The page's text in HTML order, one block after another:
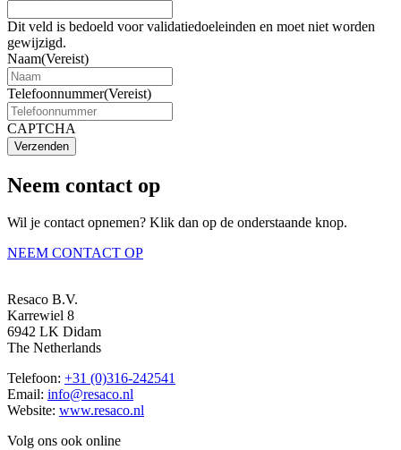
Dit veld is bedoeld voor validatiedoeleinden en moet niet worden
gewijzigd.
Naam(Vereist)
Telefoonnummer(Vereist)
CAPTCHA
Verzenden
Neem contact op
Wil je contact opnemen? Klik dan op de onderstaande knop.
NEEM CONTACT OP
Resaco B.V.
Karrewiel 8
6942 LK Didam
The Netherlands
Telefoon: +31 (0)316-242541
Email: info@resaco.nl
Website: www.resaco.nl
Volg ons ook online